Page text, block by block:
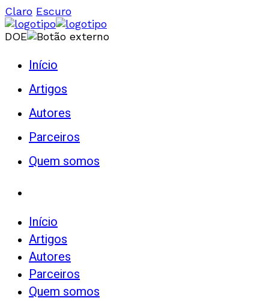
Claro Escuro
DOE
Início
Artigos
Autores
Parceiros
Quem somos
Início
Artigos
Autores
Parceiros
Quem somos